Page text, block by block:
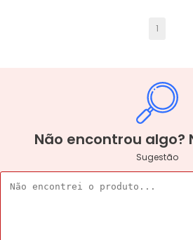
1
Não encontrou algo?
Sugestão